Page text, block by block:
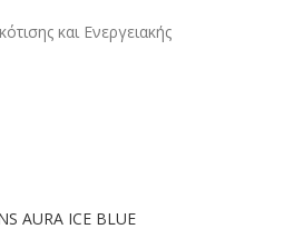
και Ενεργειακής